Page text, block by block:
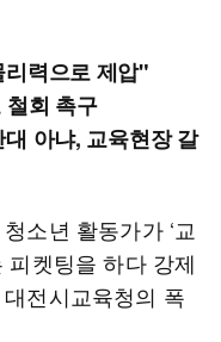
력으로 제압"
철회 촉구
아냐, 교육현장 갈
소년 활동가가 ‘교
피켓팅을 하다 강제
전시교육청의 폭